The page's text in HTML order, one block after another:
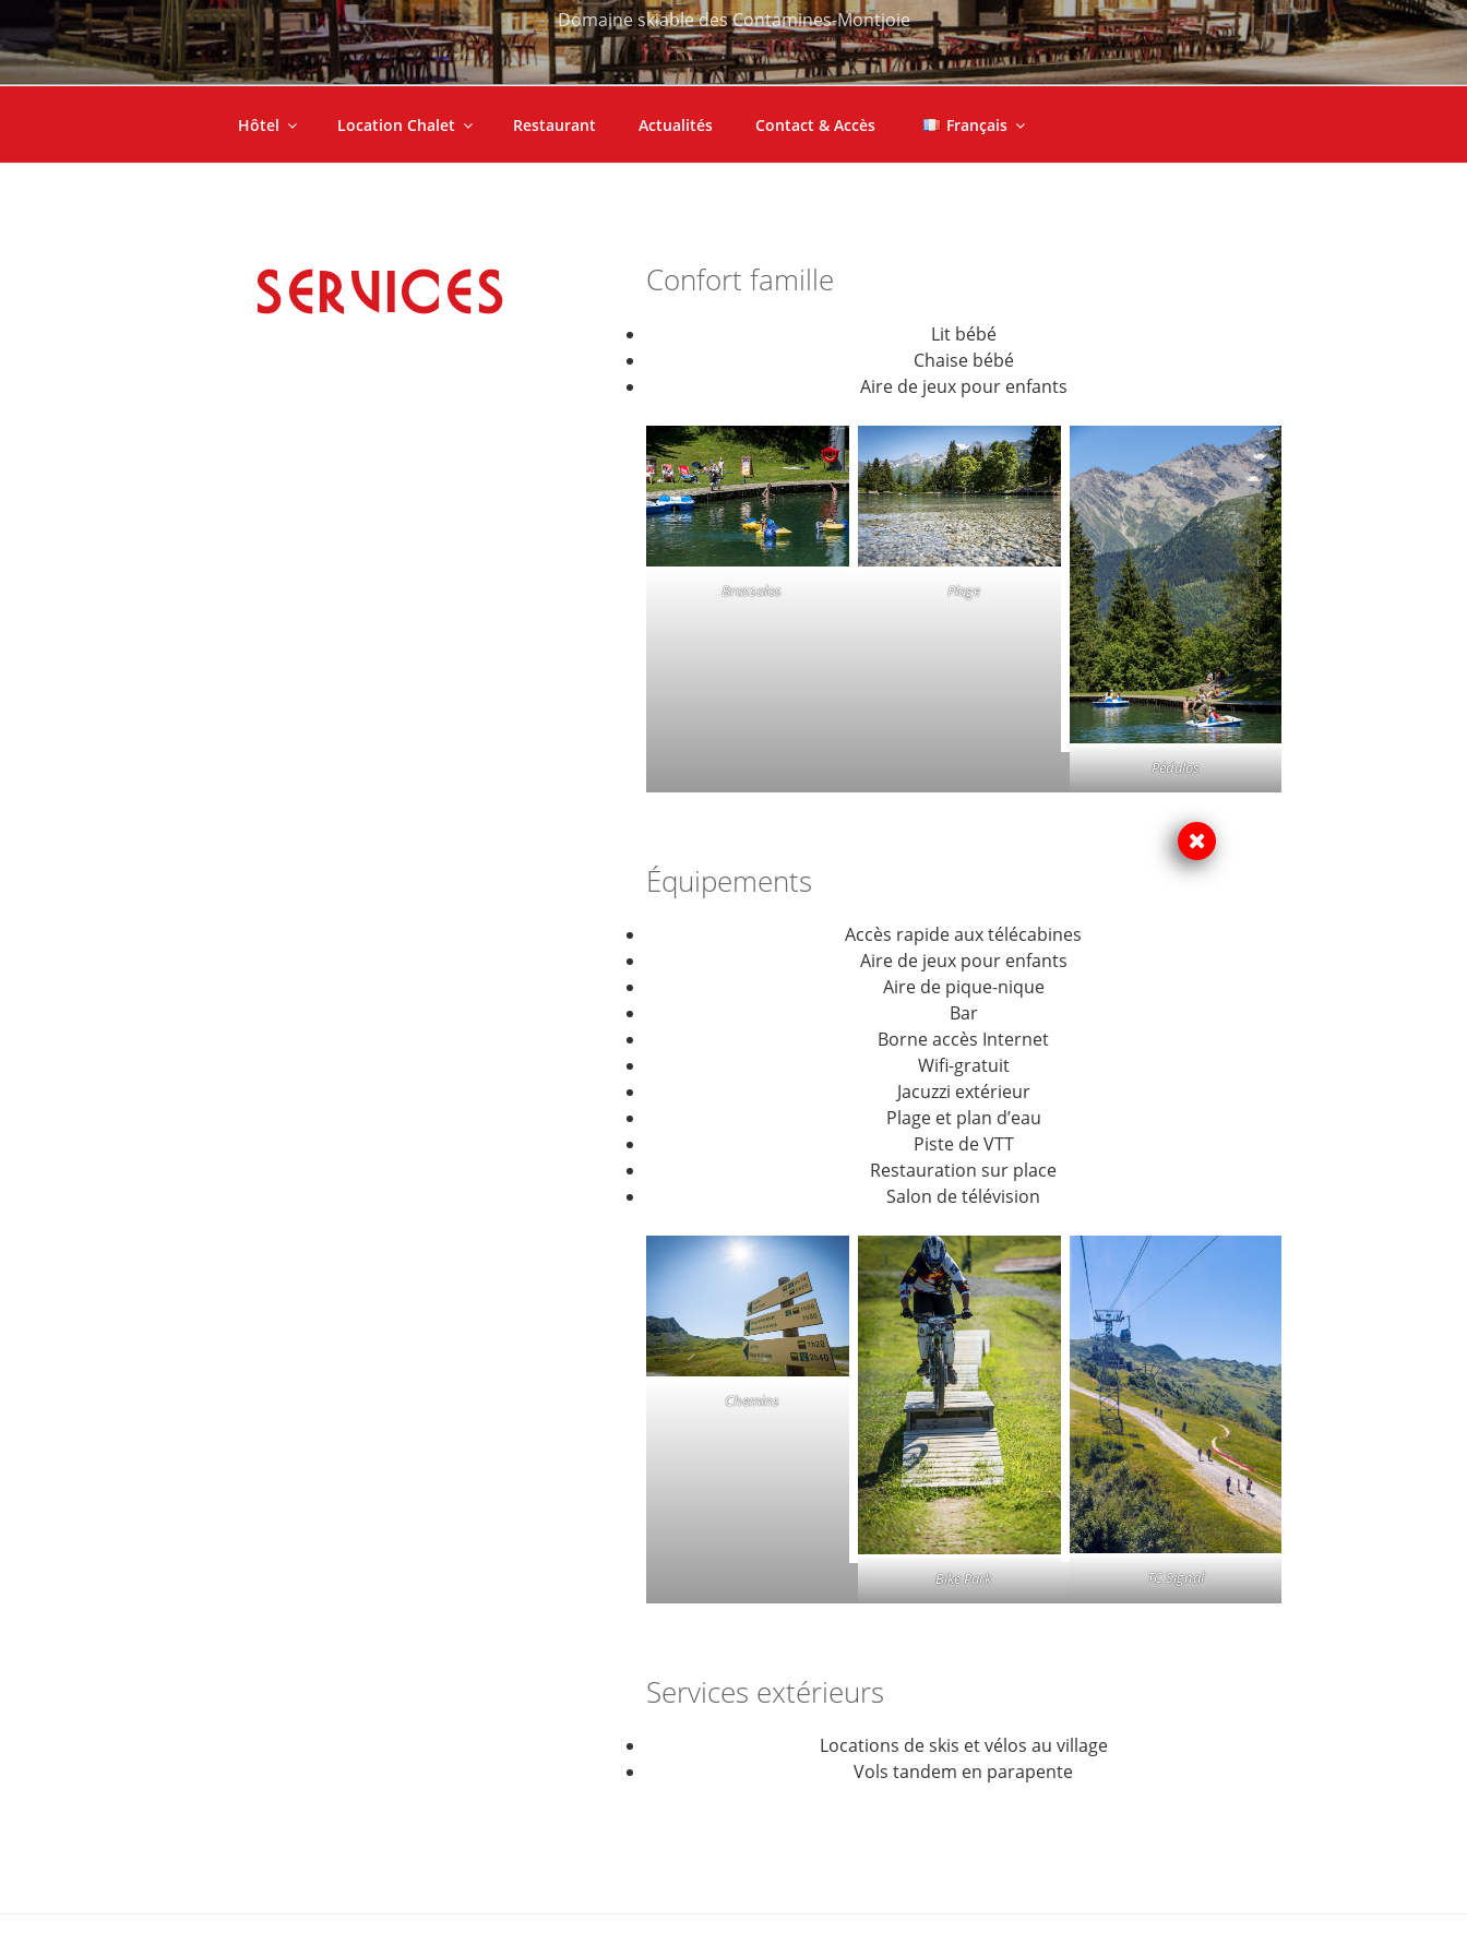
Domaine skiable des Contamines-Montjoie
Hôtel Location Chalet Restaurant Actualités Contact & Accès Français
SERVICES Confort famille
Lit bébé
Chaise bébé
Aire de jeux pour enfants
Brassalos Plage
Pédalos
Équipements
Accès rapide aux télécabines
Aire de jeux pour enfants
Aire de pique-nique
Bar
Borne accès Internet
Wifi-gratuit
Jacuzzi extérieur
Plage et plan d’eau
Piste de VTT
Restauration sur place
Salon de télévision
Chemins
Bike Park TC Signal
Services extérieurs
Locations de skis et vélos au village
Vols tandem en parapente